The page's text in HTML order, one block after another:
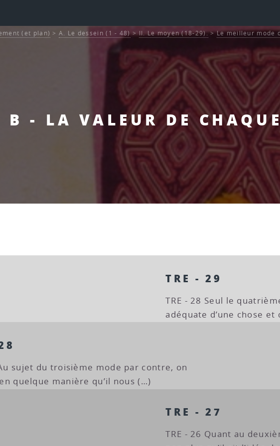
B - LA VALEUR DE
(et plan) >A. Le dessein (1 - 48)>II. Le moyen (18-29).>Le meilleur mode
TRE - 29
TRE - 28 Seul le
adéquate d’une chose
sujet du troisième mode par contre, on
quelque manière qu’il nous (…)
TRE - 27
TRE - 26 Quant au